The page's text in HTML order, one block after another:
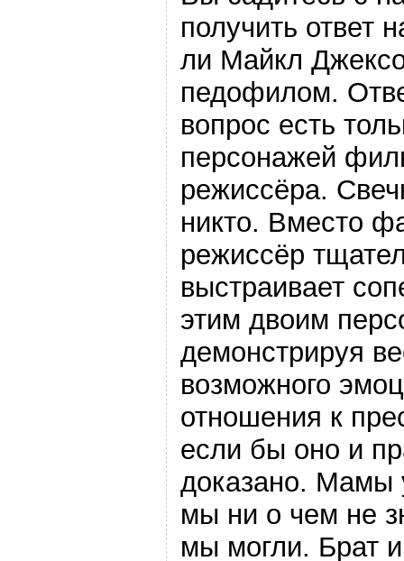
получить ответ
ли Майкл
педофилом.
вопрос есть
персонажей
режиссёра.
никто. Вместо
режиссёр
выстраивает
этим двоим
демонстрируя
возможного
отношения к
если бы оно и
доказано. Мамы
мы ни о чем не
мы могли. Брат